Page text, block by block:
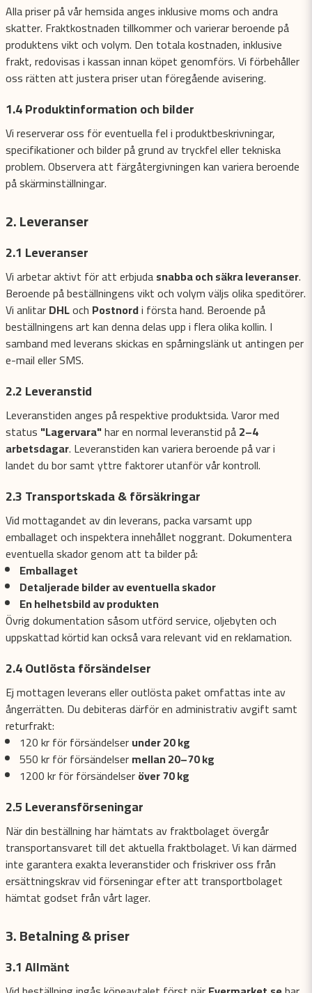
Alla priser på vår hemsida anges inklusive moms och andra
skatter. Fraktkostnaden tillkommer och varierar beroende på
produktens vikt och volym. Den totala kostnaden, inklusive
frakt, redovisas i kassan innan köpet genomförs. Vi förbehåller
oss rätten att justera priser utan föregående avisering.
1.4 Produktinformation och bilder
Vi reserverar oss för eventuella fel i produktbeskrivningar,
specifikationer och bilder på grund av tryckfel eller tekniska
problem. Observera att färgåtergivningen kan variera beroende
på skärminställningar.
2. Leveranser
2.1 Leveranser
Vi arbetar aktivt för att erbjudasnabba och säkra leveranser.
Beroende på beställningens vikt och volym väljs olika speditörer.
Vi anlitarDHLoch Postnordi första hand. Beroende på
beställningens art kan denna delas upp i flera olika kollin. I
samband med leverans skickas en spårningslänk ut antingen per
e-mail eller SMS.
2.2 Leveranstid
Leveranstiden anges på respektive produktsida. Varor med
status "Lagervara"har en normal leveranstid på2–4
arbetsdagar. Leveranstiden kan variera beroende på var i
landet du bor samt yttre faktorer utanför vår kontroll.
2.3 Transportskada & försäkringar
Vid mottagandet av din leverans, packa varsamt upp
emballaget och inspektera innehållet noggrant. Dokumentera
eventuella skador genom att ta bilder på:
Emballaget
Detaljerade bilder av eventuella skador
En helhetsbild av produkten
Övrig dokumentation såsom utförd service, oljebyten och
uppskattad körtid kan också vara relevant vid en reklamation.
2.4 Outlösta försändelser
Ej mottagen leverans eller outlösta paket omfattas inte av
ångerrätten. Du debiteras därför en administrativ avgift samt
returfrakt:
120 kr för försändelserunder 20 kg
550 kr för försändelsermellan 20–70 kg
1200 kr för försändelseröver 70 kg
2.5 Leveransförseningar
När din beställning har hämtats av fraktbolaget övergår
transportansvaret till det aktuella fraktbolaget. Vi kan därmed
inte garantera exakta leveranstider och friskriver oss från
ersättningskrav vid förseningar efter att transportbolaget
hämtat godset från vårt lager.
3. Betalning & priser
3.1 Allmänt